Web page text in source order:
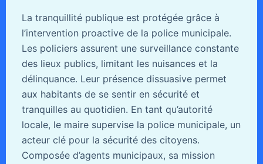
La tranquillité publique est protégée grâce à
l’intervention proactive de la police municipale.
Les policiers assurent une surveillance constante
des lieux publics, limitant les nuisances et la
délinquance. Leur présence dissuasive permet
aux habitants de se sentir en sécurité et
tranquilles au quotidien. En tant qu’autorité
locale, le maire supervise la police municipale, un
acteur clé pour la sécurité des citoyens.
Composée d’agents municipaux, sa mission